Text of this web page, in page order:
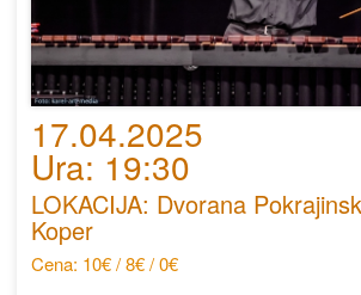
17.04.2025
Ura: 19:30
LOKACIJA: Dvorana
Koper
Cena: 10€ / 8€ / 0€